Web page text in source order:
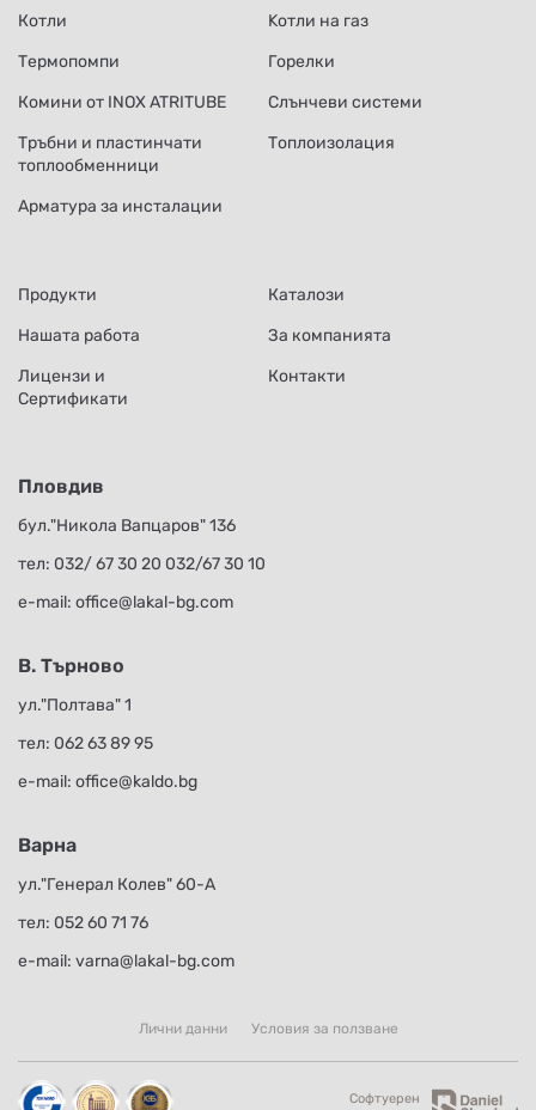
Котли
Kотли на газ
Термопомпи
Горелки
Комини от INOX ATRITUBE
Слънчеви системи
Тръбни и пластинчати
топлообменници
Топлоизолация
Арматура за инсталации
Продукти
Каталози
Нашата работа
За компанията
Лицензи и
Сертификати
Контакти
Пловдив
бул."Никола Вапцаров" 136
тел: 032/ 67 30 20 032/67 30 10
е-mail: office@lakal-bg.com
В. Търново
ул."Полтава" 1
тел: 062 63 89 95
е-mail: office@kaldo.bg
Варна
ул."Генерал Колев" 60-А
тел: 052 60 71 76
е-mail: varna@lakal-bg.com
Лични данни Условия за ползване
Софтуерен